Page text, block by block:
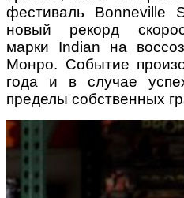
фестиваль Bonneville
новый рекорд
марки Indian на
Монро. Событие
года и в случае
пределы собственных